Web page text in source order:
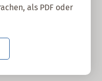
als PDF oder